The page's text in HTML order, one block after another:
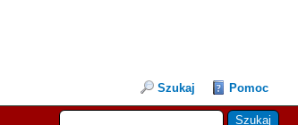
Szukaj Pomoc